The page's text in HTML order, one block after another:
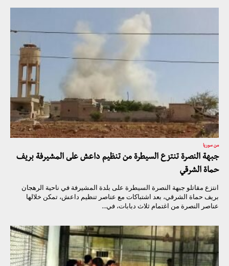
من سوريا
جبهة النصرة تنتزع السيطرة من تنظيم داعش على المشيرفة بريف
حماة الشرقي
انتزع مقاتلو جبهة النصرة السيطرة على بلدة المشيرفة في ناحية الرهجان
بريف حماة الشرقي، بعد اشتباكات مع عناصر تنظيم داعش، تمكن خلالها
عناصر النصرة من اغتمام ثلاث دبابات، في...